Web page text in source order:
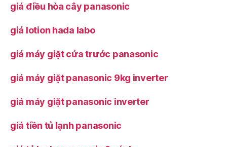
giá điều hòa cây panasonic
giá lotion hada labo
giá máy giặt cửa trước panasonic
giá máy giặt panasonic 9kg inverter
giá máy giặt panasonic inverter
giá tiền tủ lạnh panasonic